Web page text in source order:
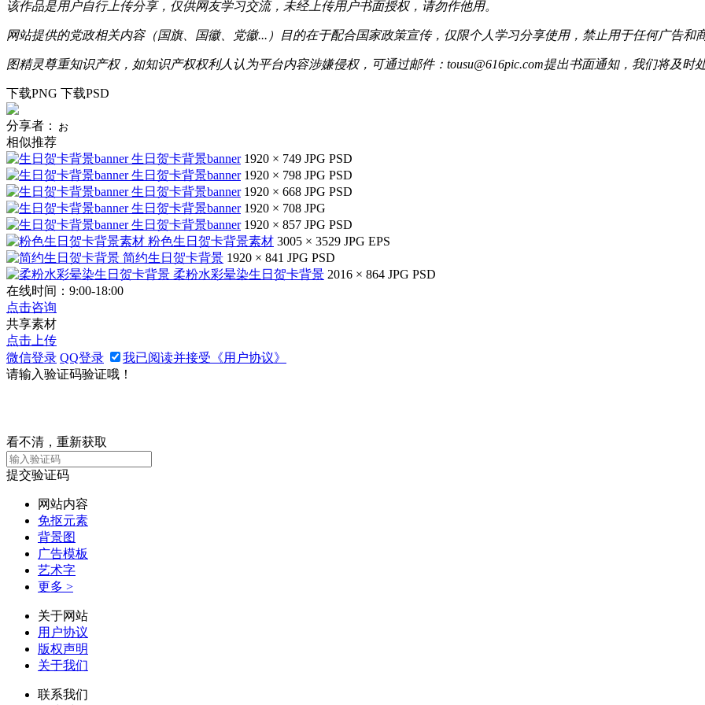
该作品是用户自行上传分享，仅供网友学习交流，未经上传用户书面授权，请勿作他用。
网站提供的党政相关内容（国旗、国徽、党徽...）目的在于配合国家政策宣传，仅限个人学习分享使用，禁止用于任何广告和
图精灵尊重知识产权，如知识产权权利人认为平台内容涉嫌侵权，可通过邮件：tousu@616pic.com提出书面通知，我们将及时处
下载PNG 下载PSD
分享者：ぉ
相似推荐
生日贺卡背景banner 1920 × 749 JPG PSD
生日贺卡背景banner 1920 × 798 JPG PSD
生日贺卡背景banner 1920 × 668 JPG PSD
生日贺卡背景banner 1920 × 708 JPG
生日贺卡背景banner 1920 × 857 JPG PSD
粉色生日贺卡背景素材 3005 × 3529 JPG EPS
简约生日贺卡背景 1920 × 841 JPG PSD
柔粉水彩晕染生日贺卡背景 2016 × 864 JPG PSD
在线时间：9:00-18:00
点击咨询
共享素材
点击上传
微信登录 QQ登录
我已阅读并接受《用户协议》
请输入验证码验证哦！
看不清，重新获取
提交验证码
网站内容
免抠元素
背景图
广告模板
艺术字
更多 >
关于网站
用户协议
版权声明
关于我们
联系我们